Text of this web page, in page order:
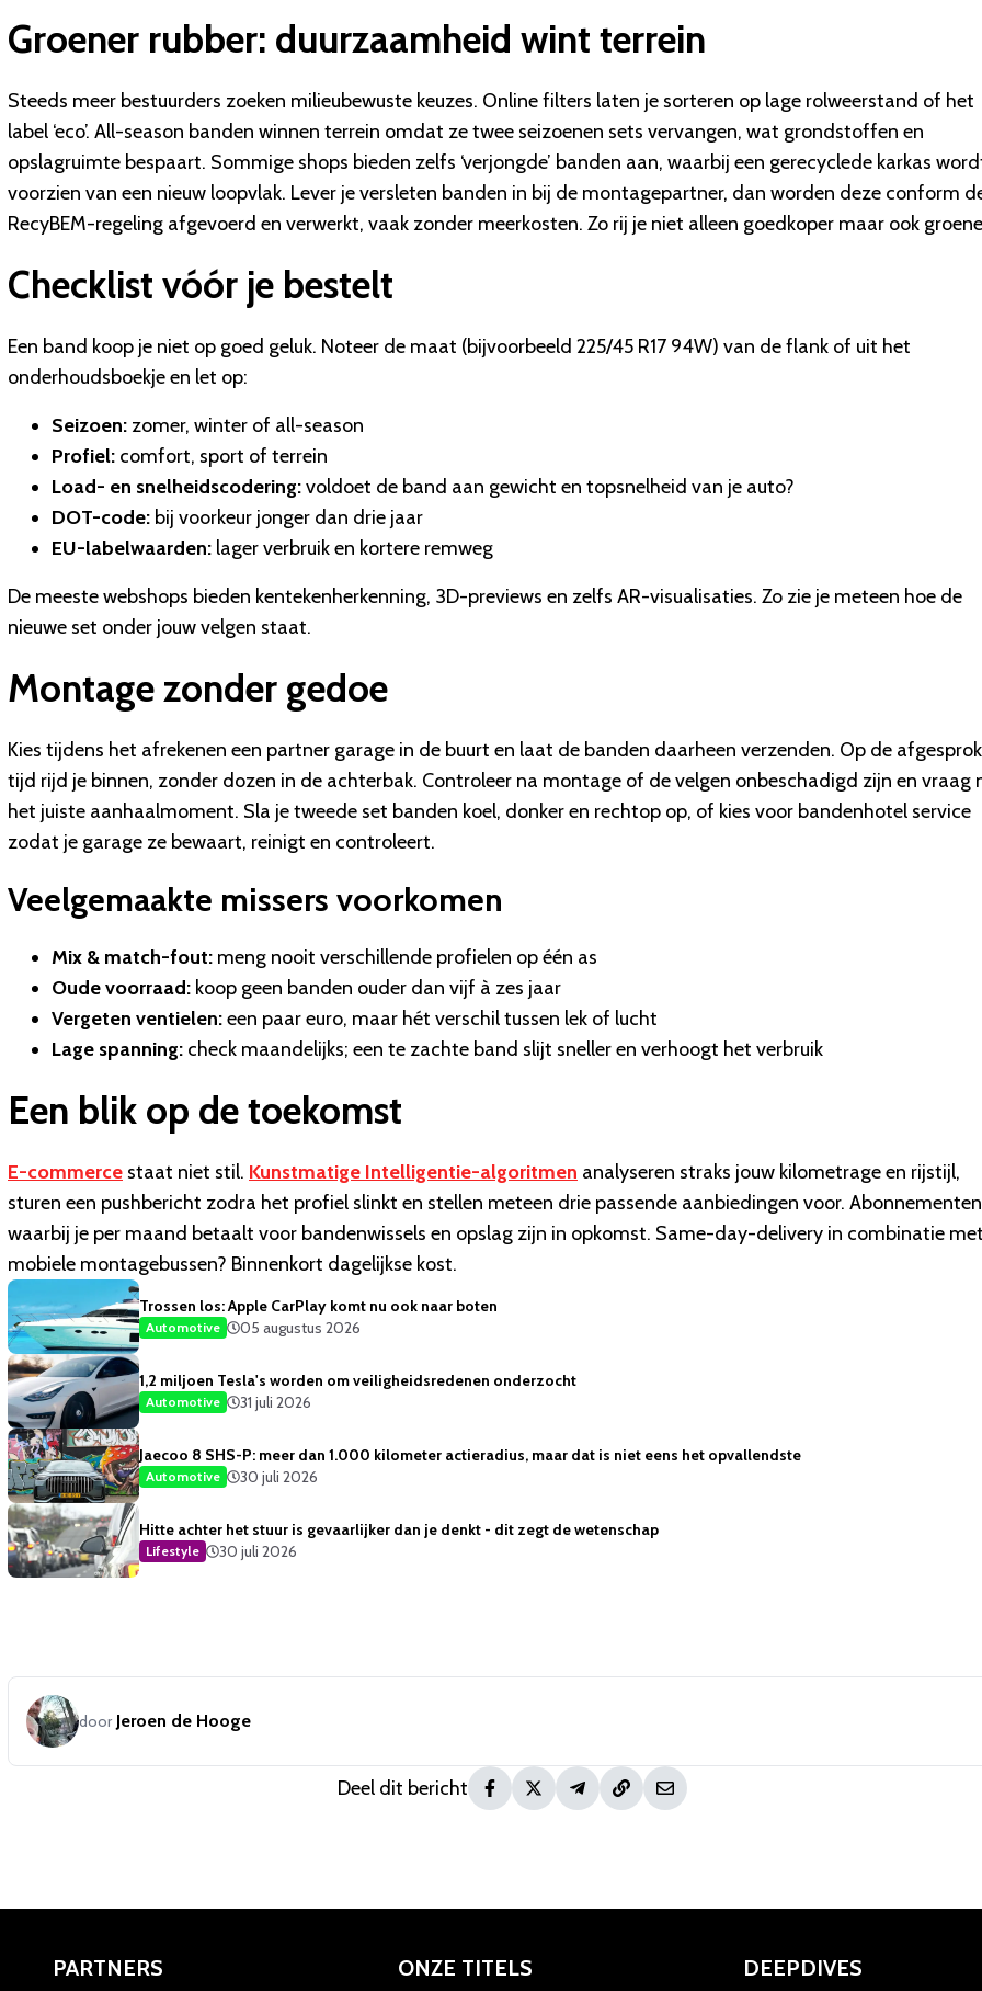
Groener rubber: duurzaamheid wint terrein
Steeds meer bestuurders zoeken milieubewuste keuzes. Online filters laten je sorteren op lage rolweerstand of het
label ‘eco’. All-season banden winnen terrein omdat ze twee seizoenen sets vervangen, wat grondstoffen en
opslagruimte bespaart. Sommige shops bieden zelfs ‘verjongde’ banden aan, waarbij een gerecyclede karkas
voorzien van een nieuw loopvlak. Lever je versleten banden in bij de montagepartner, dan worden deze conform
RecyBEM-regeling afgevoerd en verwerkt, vaak zonder meerkosten. Zo rij je niet alleen goedkoper maar ook
Checklist vóór je bestelt
Een band koop je niet op goed geluk. Noteer de maat (bijvoorbeeld 225/45 R17 94W) van de flank of uit het
onderhoudsboekje en let op:
Seizoen: zomer, winter of all-season
Profiel: comfort, sport of terrein
Load- en snelheidscodering:voldoet de band aan gewicht en topsnelheid van je auto?
DOT-code: bij voorkeur jonger dan drie jaar
EU-labelwaarden: lager verbruik en kortere remweg
De meeste webshops bieden kentekenherkenning, 3D-previews en zelfs AR-visualisaties. Zo zie je meteen hoe de
nieuwe set onder jouw velgen staat.
Montage zonder gedoe
Kies tijdens het afrekenen een partner garage in de buurt en laat de banden daarheen verzenden. Op de
tijd rijd je binnen, zonder dozen in de achterbak. Controleer na montage of de velgen onbeschadigd zijn en vraag
het juiste aanhaalmoment. Sla je tweede set banden koel, donker en rechtop op, of kies voor bandenhotel service
zodat je garage ze bewaart, reinigt en controleert.
Veelgemaakte missers voorkomen
Mix & match-fout: meng nooit verschillende profielen op één as
Oude voorraad: koop geen banden ouder dan vijf à zes jaar
Vergeten ventielen:een paar euro, maar hét verschil tussen lek of lucht
Lage spanning: check maandelijks; een te zachte band slijt sneller en verhoogt het verbruik
Een blik op de toekomst
E-commerce staat niet stil. Kunstmatige Intelligentie-algoritmen analyseren straks jouw kilometrage en rijstijl,
sturen een pushbericht zodra het profiel slinkt en stellen meteen drie passende aanbiedingen voor. Abonnementen
waarbij je per maand betaalt voor bandenwissels en opslag zijn in opkomst. Same-day-delivery in combinatie met
mobiele montagebussen? Binnenkort dagelijkse kost.
Trossen los: Apple CarPlay komt nu ook naar boten
Automotive 05 augustus 2026
1,2 miljoen Tesla's worden om veiligheidsredenen onderzocht
Automotive 31 juli 2026
Jaecoo 8 SHS-P: meer dan 1.000 kilometer actieradius, maar dat is niet eens het opvallendste
Automotive 30 juli 2026
Hitte achter het stuur is gevaarlijker dan je denkt - dit zegt de wetenschap
Lifestyle 30 juli 2026
door Jeroen de Hooge
Deel dit bericht
PARTNERS ONZE TITELS DEEPDIVES